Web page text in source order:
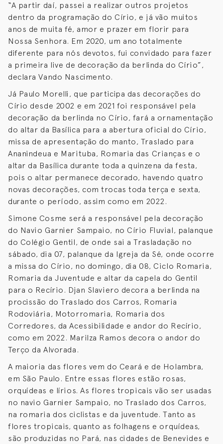
“A partir daí, passei a realizar outros projetos
dentro da programação do Círio, e já vão muitos
anos de muita fé, amor e prazer em florir para
Nossa Senhora. Em 2020, um ano totalmente
diferente para nós devotos, fui convidado para fazer
a primeira live de decoração da berlinda do Círio”,
declara Vando Nascimento.
Já Paulo Morelli, que participa das decorações do
Círio desde 2002 e em 2021 foi responsável pela
decoração da berlinda no Círio, fará a ornamentação
do altar da Basílica para a abertura oficial do Círio,
missa de apresentação do manto, Traslado para
Ananindeua e Marituba, Romaria das Crianças e o
altar da Basílica durante toda a quinzena da festa,
pois o altar permanece decorado, havendo quatro
novas decorações, com trocas toda terça e sexta,
durante o período, assim como em 2022.
Simone Cosme será a responsável pela decoração
do Navio Garnier Sampaio, no Círio Fluvial, palanque
do Colégio Gentil, de onde sai a Trasladação no
sábado, dia 07, palanque da Igreja da Sé, onde ocorre
a missa do Círio, no domingo, dia 08, Ciclo Romaria,
Romaria da Juventude e altar da capela do Gentil
para o Recírio. Djan Slaviero decora a berlinda na
procissão do Traslado dos Carros, Romaria
Rodoviária, Motorromaria, Romaria dos
Corredores, da Acessibilidade e andor do Recírio,
como em 2022. Marilza Ramos decora o andor do
Terço da Alvorada.
A maioria das flores vem do Ceará e de Holambra,
em São Paulo. Entre essas flores estão rosas,
orquídeas e lírios. As flores tropicais vão ser usadas
no navio Garnier Sampaio, no Traslado dos Carros,
na romaria dos ciclistas e da juventude. Tanto as
flores tropicais, quanto as folhagens e orquídeas,
são produzidas no Pará, nas cidades de Benevides e